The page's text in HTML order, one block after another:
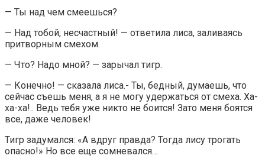
— Ты над чем смеешься?
— Над тобой, несчастный! — ответила лиса, заливаясь
притворным смехом.
— Что? Надо мной? — зарычал тигр.
— Конечно! — сказала лиса.- Ты, бедный, думаешь, что
сейчас съешь меня, а я не могу удержаться от смеха. Ха-
ха-ха!.. Ведь тебя уже никто не боится! Зато меня боятся
все, даже человек!
Тигр задумался: «А вдруг правда? Тогда лису трогать
опасно!» Но все еще сомневался…